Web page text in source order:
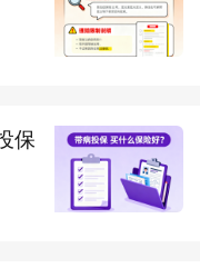
故责任选择方式
要更丰富一些，
贝新生版哪个
保